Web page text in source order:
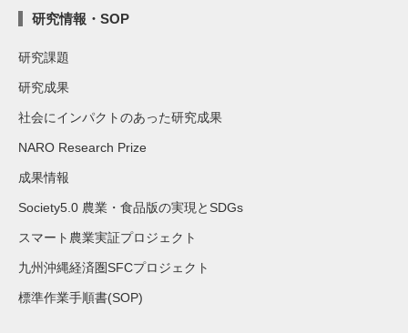
研究情報・SOP
研究課題
研究成果
社会にインパクトのあった研究成果
NARO Research Prize
成果情報
Society5.0 農業・食品版の実現とSDGs
スマート農業実証プロジェクト
九州沖縄経済圏SFCプロジェクト
標準作業手順書(SOP)